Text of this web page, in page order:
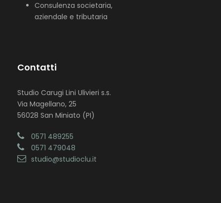
Consulenza societaria,
aziendale e tributaria
Contatti
Studio Carugi Lini Ulivieri s.s.
Via Magellano, 25
56028 San Miniato (PI)
0571 489255
0571 479048
studio@studioclu.it